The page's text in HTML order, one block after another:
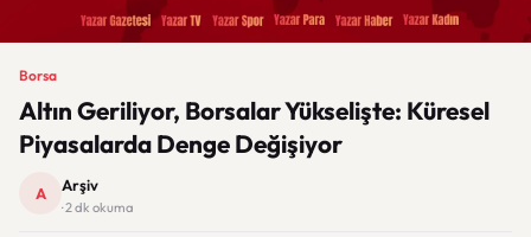
Borsa
Altın Geriliyor, Borsalar Yükselişte: Küresel
Piyasalarda Denge Değişiyor
A Arşiv
· 2 dk okuma